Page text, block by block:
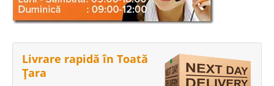
Livrare rapidă în Toată
Țara